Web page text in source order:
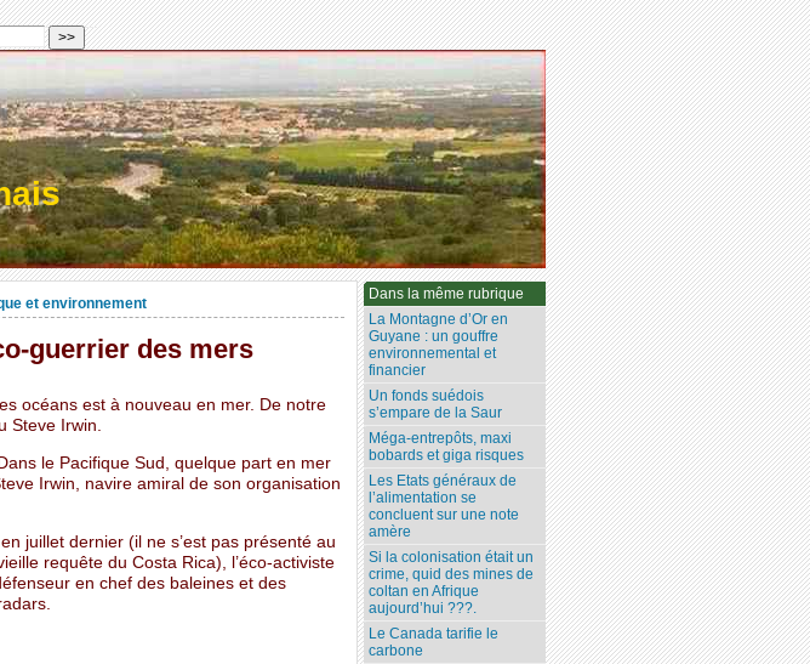
et environnement
guerrier des mers
océans est à nouveau en mer. De notre
Steve Irwin.
le Pacifique Sud, quelque part en mer
Irwin, navire amiral de son organisation
juillet dernier (il ne s’est pas présenté au
requête du Costa Rica), l’éco-activiste
en chef des baleines et des
Dans la même rubrique
La Montagne d’Or en
Guyane : un gouffre
environnemental et
financier
Un fonds suédois
s’empare de la Saur
Méga-entrepôts, maxi
bobards et giga risques
Les Etats généraux de
l’alimentation se
concluent sur une note
amère
Si la colonisation était un
crime, quid des mines de
coltan en Afrique
aujourd’hui ???.
Le Canada tarifie le
carbone